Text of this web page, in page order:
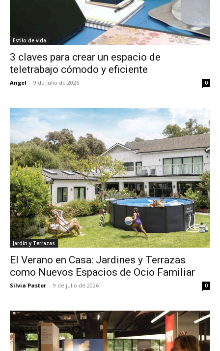
Estilo de vida
3 claves para crear un espacio de
teletrabajo cómodo y eficiente
Angel - 9 de julio de 2026 0
Jardín y Terrazas
El Verano en Casa: Jardines y Terrazas
como Nuevos Espacios de Ocio Familiar
Silvia Pastor - 9 de julio de 2026 0